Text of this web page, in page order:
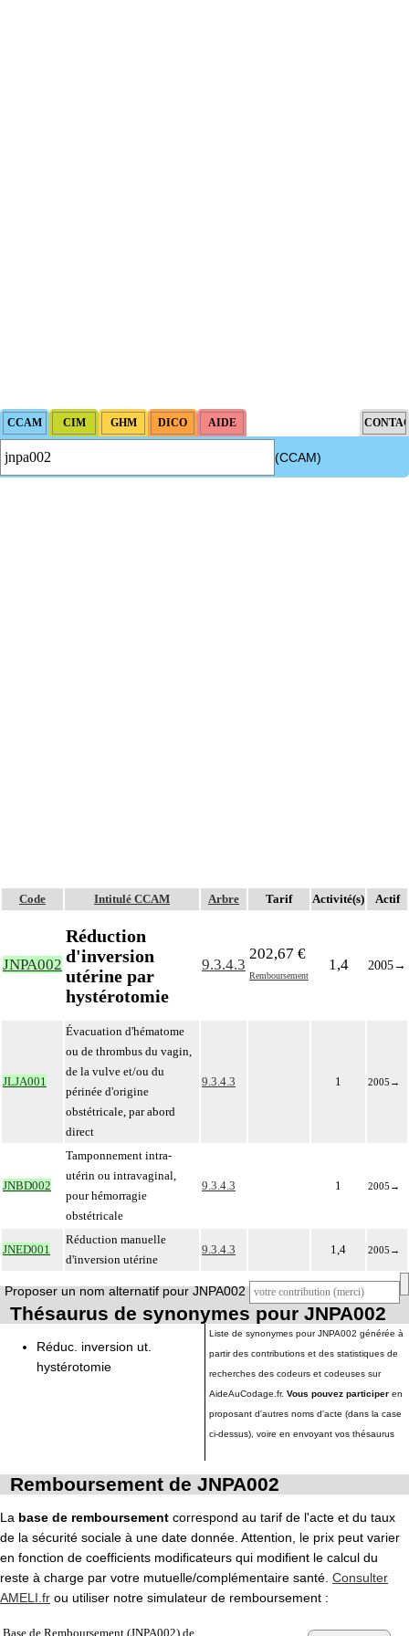
(CCAM)
Code Intitulé CCAM Arbre Tarif Activité(s) Actif
JNPA002
Réduction
d'inversion
utérine par
hystérotomie
9.3.4.3
202,67 €
Remboursement
1,4 2005→
JLJA001
Évacuation d'hématome
ou de thrombus du vagin,
de la vulve et/ou du
périnée d'origine
obstétricale, par abord
direct
9.3.4.3 1 2005 →
JNBD002
Tamponnement intra-
utérin ou intravaginal,
pour hémorragie
obstétricale
9.3.4.3 1 2005 →
JNED001
Réduction manuelle
d'inversion utérine
9.3.4.3 1,4 2005 →
Proposer un nom alternatif pour JNPA002
Thésaurus de synonymes pour JNPA002
Réduc. inversion ut.
hystérotomie
Liste de synonymes pour JNPA002 générée à
partir des contributions et des statistiques de
recherches des codeurs et codeuses sur
AideAuCodage.fr. Vous pouvez participer en
proposant d'autres noms d'acte (dans la case
ci-dessus), voire en envoyant vos thésaurus
Remboursement de JNPA002
La base de remboursement correspond au tarif de l'acte et du taux
de la sécurité sociale à une date donnée. Attention, le prix peut varier
en fonction de coefficients modificateurs qui modifient le calcul du
reste à charge par votre mutuelle/complémentaire santé. Consulter
AMELI.fr ou utiliser notre simulateur de remboursement :
Base de Remboursement (JNPA002) de